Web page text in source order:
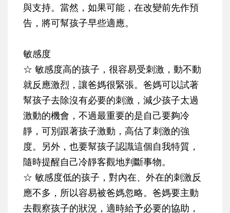
與支持。當然，如果可能，在改變前先作預
告，將可幫孩子早些適應。
敏感度
☆ 敏感度高的孩子 ，很容易受刺激，動不動
就反應激烈，讓爸媽很緊張。爸媽可以試著
幫孩子去除沒有必要的刺激，減少孩子太過
激動的機會，不過最重要的是自己要夠冷
靜 ，可別跟著孩子激動，高估了刺激的強
度。另外，也要幫孩子認識這個自我特質，
隨時提醒自己冷靜客觀地判斷事物。
☆ 敏感度低的孩子 ，對內在、外在的刺激反
應不多，所以容易被爸媽忽略。爸媽要主動
去觀察孩子的狀況，適時給予必要的協助，